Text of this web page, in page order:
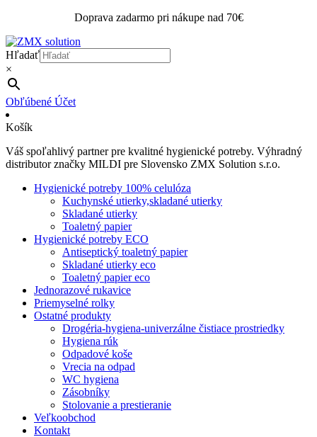
Doprava zadarmo pri nákupe nad 70€
Hľadať
×
Obľúbené Účet
Košík
Váš spoľahlivý partner pre kvalitné hygienické potreby. Výhradný
distributor značky MILDI pre Slovensko ZMX Solution s.r.o.
Hygienické potreby 100% celulóza
Kuchynské utierky,skladané utierky
Skladané utierky
Toaletný papier
Hygienické potreby ECO
Antiseptický toaletný papier
Skladané utierky eco
Toaletný papier eco
Jednorazové rukavice
Priemyselné rolky
Ostatné produkty
Drogéria-hygiena-univerzálne čistiace prostriedky
Hygiena rúk
Odpadové koše
Vrecia na odpad
WC hygiena
Zásobníky
Stolovanie a prestieranie
Veľkoobchod
Kontakt